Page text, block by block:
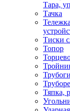
Тара,
Тачка
Тиски
Топор
Тяпка,